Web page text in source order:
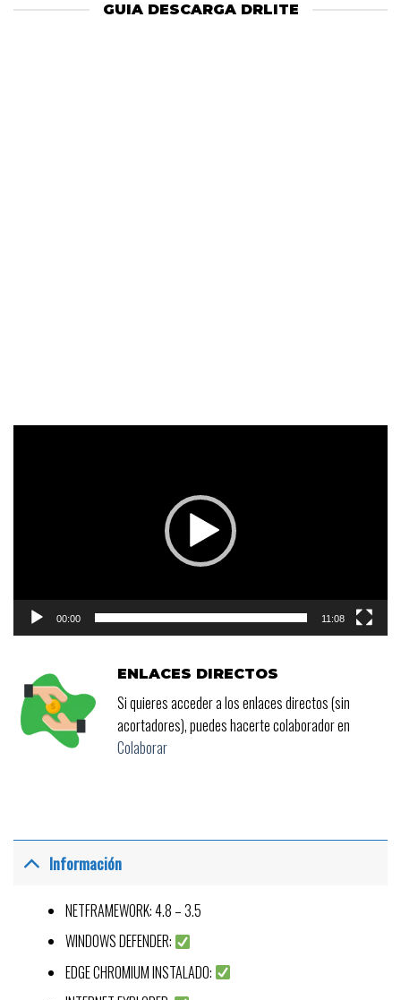
GUIA DESCARGA DRLITE
00:00 11:08
ENLACES DIRECTOS
Si quieres acceder a los enlaces directos (sin
acortadores), puedes hacerte colaborador en
Colaborar
Información
NETFRAMEWORK: 4.8 – 3.5
WINDOWS DEFENDER:
EDGE CHROMIUM INSTALADO: